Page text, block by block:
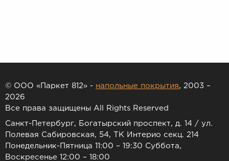
© ООО «Паркет 812» - напольные покрытия, 2003 –
2026
Все права защищены All Rights Reserved
Санкт-Петербург, Богатырский проспект, д. 14 / ул.
Полевая Сабировская, 54, ТК Интерио секц. 214
Понедельник-Пятница 11:00 – 19:30 Суббота,
Воскресенье 12:00 – 18:00